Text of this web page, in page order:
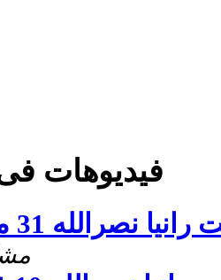
فيديوهات
31 مارس 2026